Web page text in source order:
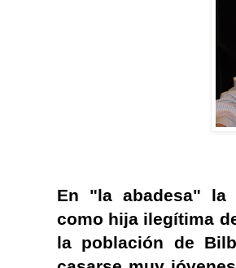
En "la abadesa" la
como hija ilegítima
la población de